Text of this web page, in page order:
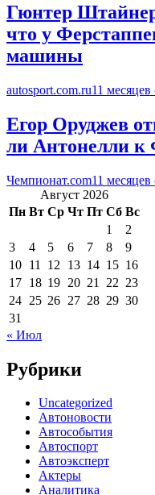
Гюнтер
что у
машины
autosport.com.ru11 месяцев
Егор Оруджев
ли Антонелли к
Чемпионат.com11 месяцев
Август 2026
Пн Вт Ср Чт Пт Сб Вс
1
2
3
4 5 6 7 8
9
10 11 12 13 14 15 16
17 18 19 20 21 22 23
24 25 26 27 28 29 30
31
« Июл
Рубрики
Uncategorized
Автоновости
Автособытия
Автоспорт
Автоэксперт
Актеры
Аналитика